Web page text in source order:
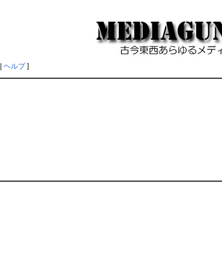
ヘルプ]